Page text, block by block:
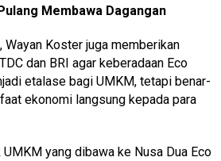
Membawa Dagangan
Wayan Koster juga memberikan
dan BRI agar keberadaan Eco
etalase bagi UMKM, tetapi benar-
ekonomi langsung kepada para
yang dibawa ke Nusa Dua Eco